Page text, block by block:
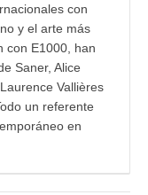
con
y el arte más
con E1000, han
Saner, Alice
Vallières
un referente
en